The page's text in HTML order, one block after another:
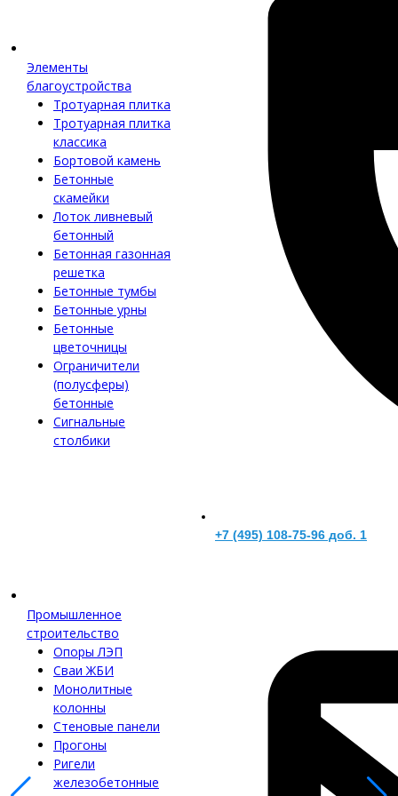
Элементы
благоустройства
Тротуарная плитка
Тротуарная плитка
классика
Бортовой камень
Бетонные
скамейки
Лоток ливневый
бетонный
Бетонная газонная
решетка
Бетонные тумбы
Бетонные урны
Бетонные
цветочницы
Ограничители
(полусферы)
бетонные
Сигнальные
столбики
Промышленное
строительство
Опоры ЛЭП
Сваи ЖБИ
Монолитные
колонны
Стеновые панели
Прогоны
Ригели
железобетонные
+7 (495) 108-75-96 доб. 1